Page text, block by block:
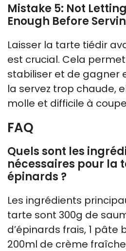
Mistake 5: Not
Enough Before
Laisser la tarte tiédir
est crucial. Cela
stabiliser et de gagner
la servez trop chaude,
molle et difficile à
FAQ
Quels sont les
nécessaires pour la
épinards ?
Les ingrédients
tarte sont 300g de
d’épinards frais, 1 pâte
200ml de crème